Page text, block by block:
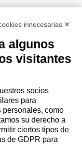
innecesarias ✕
algunos
visitantes
socios
para
personales, como
su derecho a
ciertos tipos de
de GDPR para